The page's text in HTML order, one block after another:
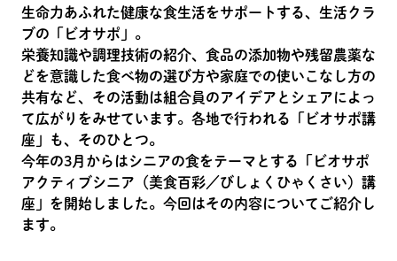
生命力あふれた健康な食生活をサポートする、生活クラ
ブの「ビオサポ」。
栄養知識や調理技術の紹介、食品の添加物や残留農薬な
どを意識した食べ物の選び方や家庭での使いこなし方の
共有など、その活動は組合員のアイデアとシェアによっ
て広がりをみせています。各地で行われる「ビオサポ講
座」も、そのひとつ。
今年の3月からはシニアの食をテーマとする「ビオサポ
アクティブシニア（美食百彩／びしょくひゃくさい）講
座」を開始しました。今回はその内容についてご紹介し
ます。